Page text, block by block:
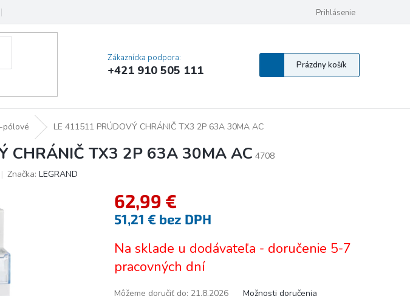
Vyhlásenie o prístupnosti
Prihlásenie
Zákaznícka podpora:
+421 910 505 111
Nákupný
košík
Prázdny košík
pólové LE 411511 PRÚDOVÝ CHRÁNIČ TX3 2P 63A 30MA AC
CHRÁNIČ TX3 2P 63A 30MA AC 4708
Značka: LEGRAND
62,99 €
51,21 € bez DPH
cena:
Na sklade u dodávateľa - doručenie 5-7
pracovných dní
Môžeme doručiť do: 21.8.2026 Možnosti doručenia